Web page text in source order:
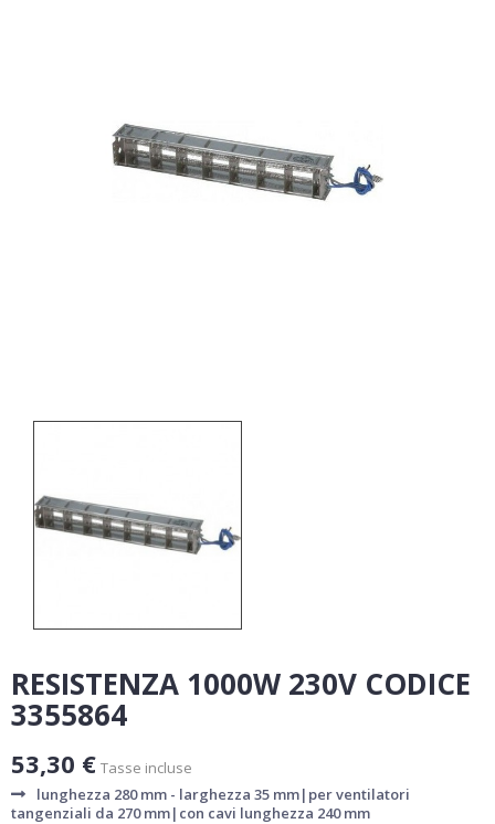
RESISTENZA 1000W 230V CODICE
3355864
53,30 € Tasse incluse
lunghezza 280 mm - larghezza 35 mm|per ventilatori
tangenziali da 270 mm|con cavi lunghezza 240 mm